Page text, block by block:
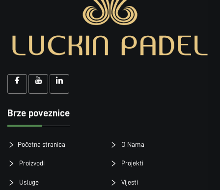
Brze poveznice
Početna stranica O Nama
Proizvodi Projekti
Usluge Vijesti